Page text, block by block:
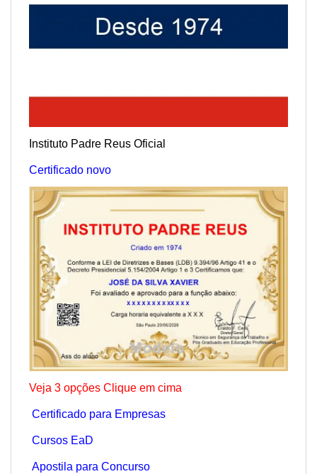
Instituto Padre Reus Oficial
Certificado novo
Veja 3 opções Clique em cima
Certificado para Empresas
Cursos EaD
Apostila para Concurso